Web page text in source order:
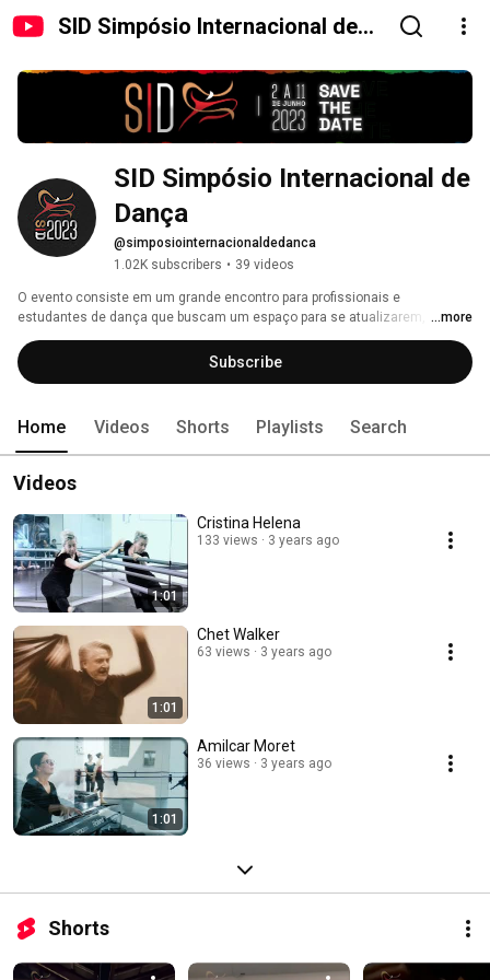
SID Simpósio Internacional de
SID Simpósio Internacional de
Dança
@simposiointernacionaldedanca
1.02K subscribers • 39 videos
O evento consiste em um grande encontro para profissionais e
estudantes de dança que buscam um espaço para se atualizarem,
falarem sobre cultura, educação e dança, realizando um intercâmbio rico
em conhecimento, novos contatos e grandes parcerias. Idealizado por
Elaine Reis, o projeto reúne diferentes atividades, que possibilitam trocas
formam uma comunidade viva e atualizada.
...more
Subscribe
Home Videos Shorts Playlists Search
Videos
1:01
Cristina Helena
133 views 3 years ago
1:01
Chet Walker
63 views 3 years ago
1:01
Amilcar Moret
36 views 3 years ago
Shorts